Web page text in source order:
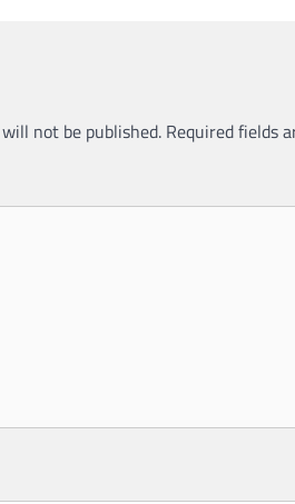
not be published. Required fields